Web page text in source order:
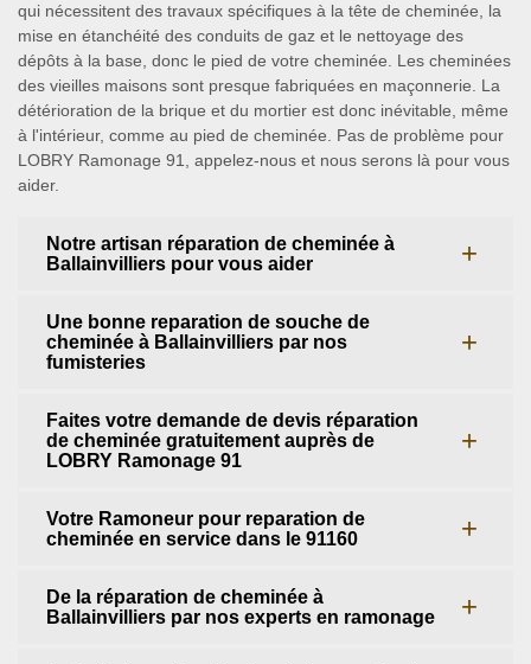
qui nécessitent des travaux spécifiques à la tête de cheminée, la
mise en étanchéité des conduits de gaz et le nettoyage des
dépôts à la base, donc le pied de votre cheminée. Les cheminées
des vieilles maisons sont presque fabriquées en maçonnerie. La
détérioration de la brique et du mortier est donc inévitable, même
à l'intérieur, comme au pied de cheminée. Pas de problème pour
LOBRY Ramonage 91, appelez-nous et nous serons là pour vous
aider.
Notre artisan réparation de cheminée à
Ballainvilliers pour vous aider
Une bonne reparation de souche de
cheminée à Ballainvilliers par nos
fumisteries
Faites votre demande de devis réparation
de cheminée gratuitement auprès de
LOBRY Ramonage 91
Votre Ramoneur pour reparation de
cheminée en service dans le 91160
De la réparation de cheminée à
Ballainvilliers par nos experts en ramonage